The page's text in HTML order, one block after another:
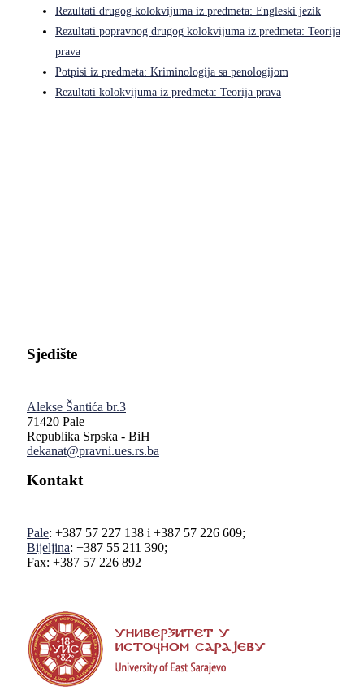
Rezultati drugog kolokvijuma iz predmeta: Engleski jezik
Rezultati popravnog drugog kolokvijuma iz predmeta: Teorija
prava
Potpisi iz predmeta: Kriminologija sa penologijom
Rezultati kolokvijuma iz predmeta: Teorija prava
Sjedište
Alekse Šantića br.3
71420 Pale
Republika Srpska - BiH
dekanat@pravni.ues.rs.ba
Kontakt
Pale: +387 57 227 138 i +387 57 226 609;
Bijeljina: +387 55 211 390;
Fax: +387 57 226 892